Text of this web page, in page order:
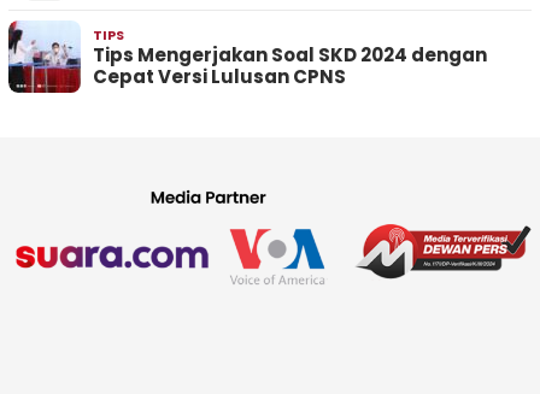
TIPS
Tips Mengerjakan Soal SKD 2024 dengan
Cepat Versi Lulusan CPNS